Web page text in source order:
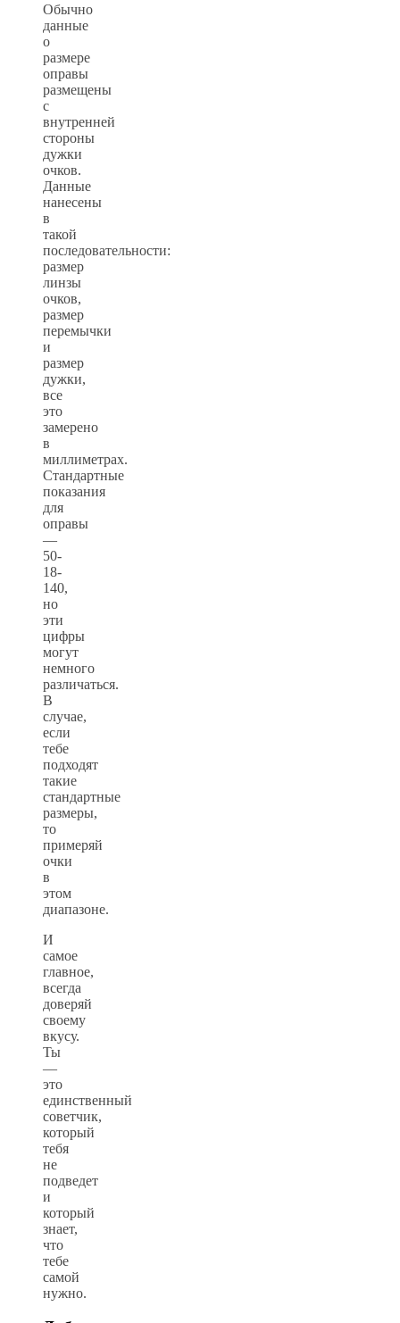
Обычно
данные
о
размере
оправы
размещены
с
внутренней
стороны
дужки
очков.
Данные
нанесены
в
такой
последовательности:
размер
линзы
очков,
размер
перемычки
и
размер
дужки,
все
это
замерено
в
миллиметрах.
Стандартные
показания
для
оправы
—
50-
18-
140,
но
эти
цифры
могут
немного
различаться.
В
случае,
если
тебе
подходят
такие
стандартные
размеры,
то
примеряй
очки
в
этом
диапазоне.
И
самое
главное,
всегда
доверяй
своему
вкусу.
Ты
—
это
единственный
советчик,
который
тебя
не
подведет
и
который
знает,
что
тебе
самой
нужно.